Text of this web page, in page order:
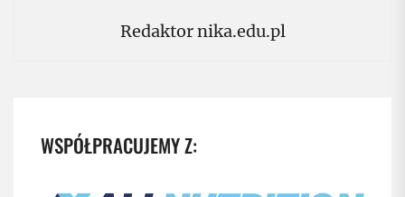
Redaktor nika.edu.pl
WSPÓŁPRACUJEMY Z: